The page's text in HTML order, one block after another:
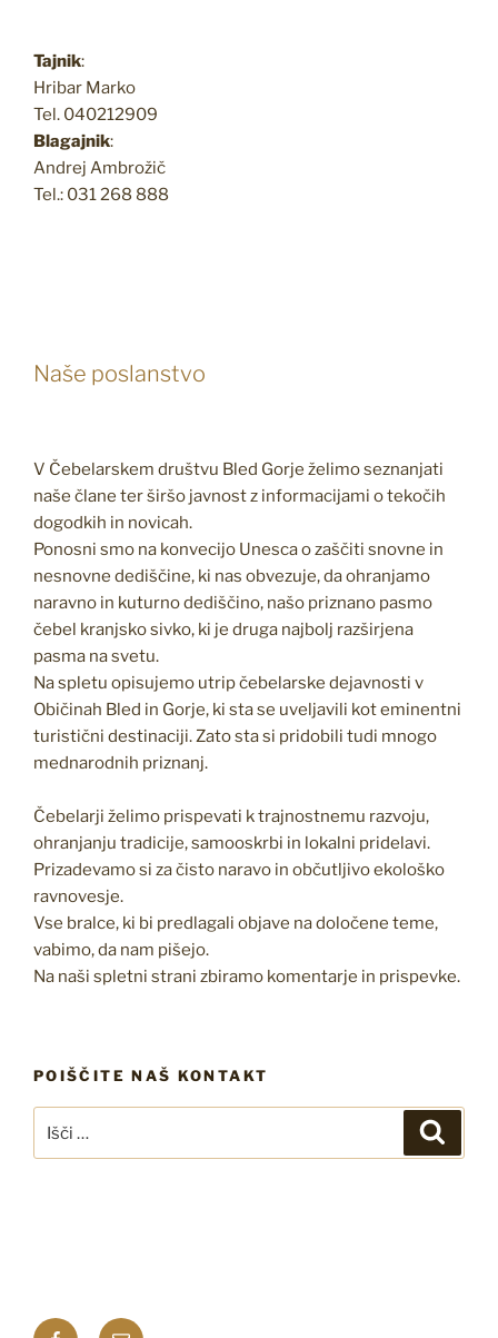
Tajnik:
Hribar Marko
Tel. 040212909
Blagajnik:
Andrej Ambrožič
Tel.: 031 268 888
Naše poslanstvo
V Čebelarskem društvu Bled Gorje želimo seznanjati
naše člane ter širšo javnost z informacijami o tekočih
dogodkih in novicah.
Ponosni smo na konvecijo Unesca o zaščiti snovne in
nesnovne dediščine, ki nas obvezuje, da ohranjamo
naravno in kuturno dediščino, našo priznano pasmo
čebel kranjsko sivko, ki je druga najbolj razširjena
pasma na svetu.
Na spletu opisujemo utrip čebelarske dejavnosti v
Običinah Bled in Gorje, ki sta se uveljavili kot eminentni
turistični destinaciji. Zato sta si pridobili tudi mnogo
mednarodnih priznanj.
Čebelarji želimo prispevati k trajnostnemu razvoju,
ohranjanju tradicije, samooskrbi in lokalni pridelavi.
Prizadevamo si za čisto naravo in občutljivo ekološko
ravnovesje.
Vse bralce, ki bi predlagali objave na določene teme,
vabimo, da nam pišejo.
Na naši spletni strani zbiramo komentarje in prispevke.
POIŠČITE NAŠ KONTAKT
Facebook
E-